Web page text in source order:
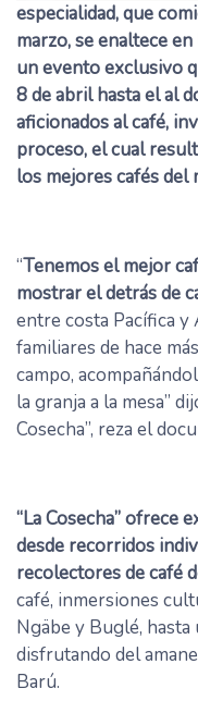
especialidad, que
marzo, se enaltece en
un evento exclusivo
8 de abril hasta el al
aficionados al café,
proceso, el cual
los mejores cafés del
“Tenemos el mejor
mostrar el detrás de
entre costa Pacífica y
familiares de hace
campo,
la granja a la mesa”
Cosecha”, reza el
“La Cosecha” ofrece
desde recorridos
recolectores de café
café, inmersiones
Ngäbe y Buglé, hasta
disfrutando del
Barú.